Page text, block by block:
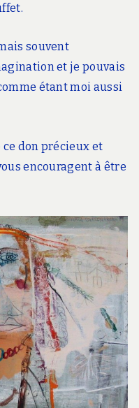
souvent
et je pouvais
étant moi aussi
don précieux et
encouragent à être